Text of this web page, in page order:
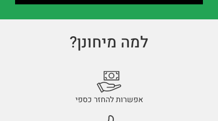
למה מיחונן?
אפשרות להחזר כספי